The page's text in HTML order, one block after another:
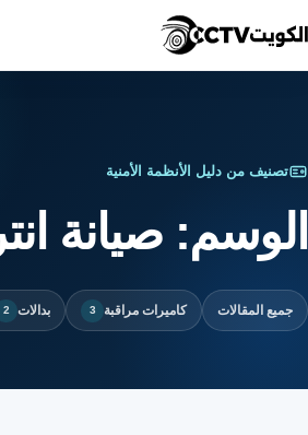
صيانة كاميرات المراقبة
تصنيف من دليل الأنظمة الأمنية
الوسم:صيانة
جميع المقالات كاميرات مراقبة 3 بدالات 2